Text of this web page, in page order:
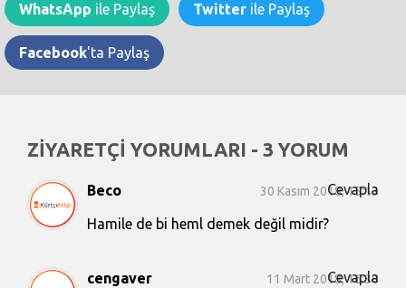
WhatsApp ile Paylaş Twitter ile Paylaş
Facebook'ta Paylaş
ZİYARETÇİ YORUMLARI - 3 YORUM
Beco 30 Kasım 2018, 15:13
Hamile de bi heml demek değil midir?
Cevapla
cengaver 11 Mart 2018, 16:38
Cevapla